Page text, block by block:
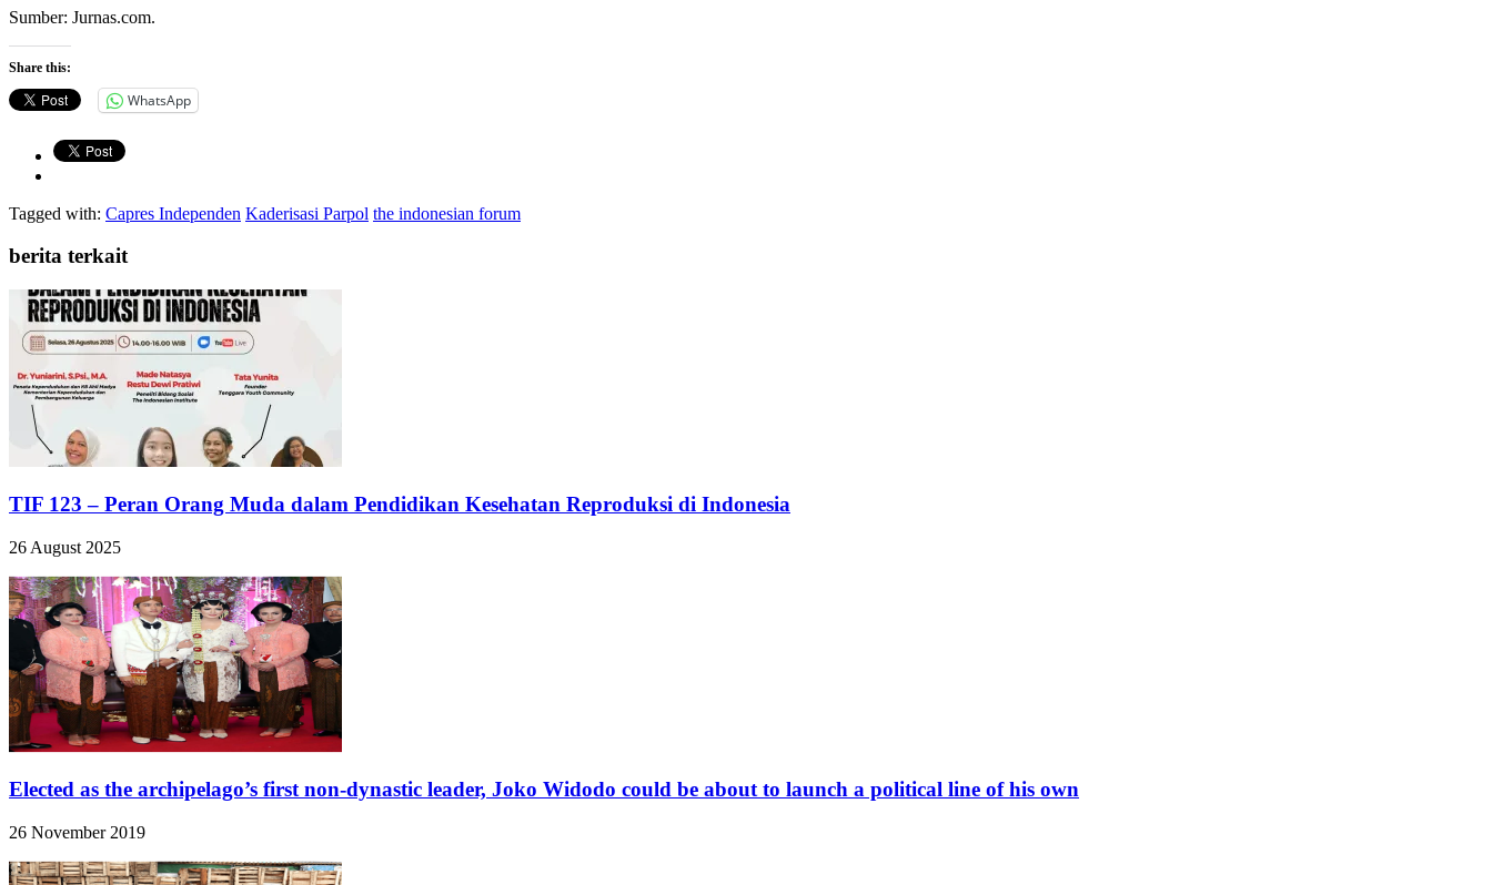
Sumber: Jurnas.com.
Share this:
WhatsApp
Tagged with: Capres Independen Kaderisasi Parpol the indonesian forum
berita terkait
TIF 123 – Peran Orang Muda dalam Pendidikan Kesehatan Reproduksi di Indonesia
26 August 2025
Elected as the archipelago’s first non-dynastic leader, Joko Widodo could be about to launch a political line of his own
26 November 2019